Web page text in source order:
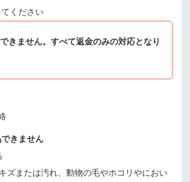
ください
きません。すべて返金のみの対応となり
きません
ズまたは汚れ、動物の毛やホコリやにおい